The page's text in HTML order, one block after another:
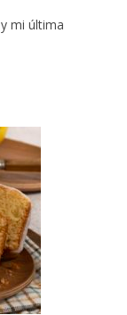
mi última